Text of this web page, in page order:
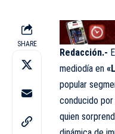
SHARE
Redacción.-
mediodía en
popular
conducido por
quien